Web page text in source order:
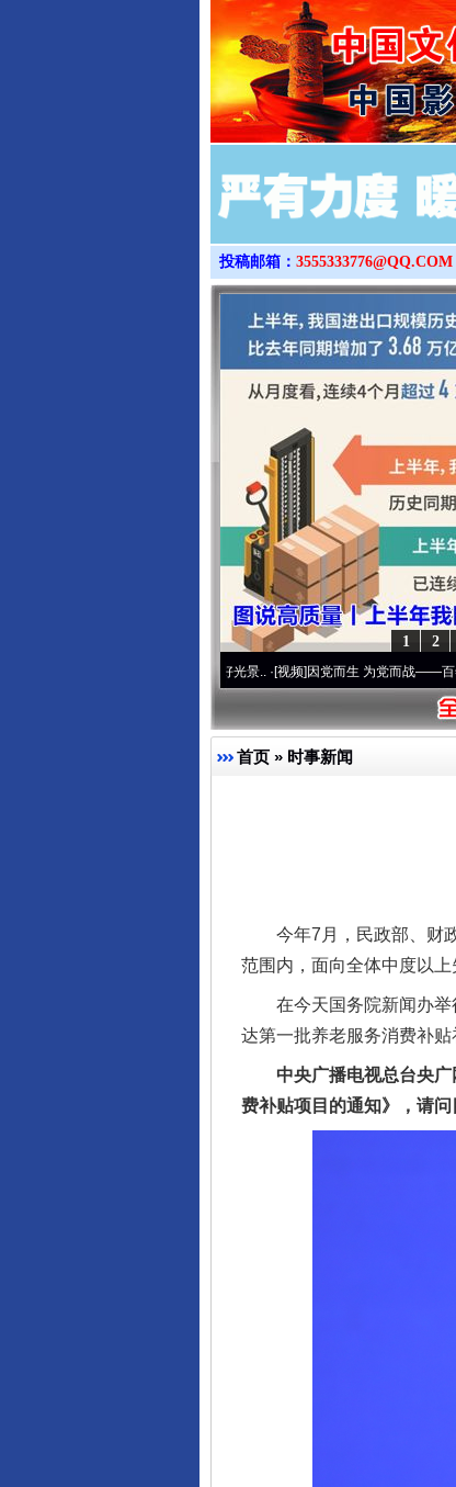
投稿邮箱： 3555333776@QQ.COM
2
1
因党而生 为党而战——百年“纪”事⑧加
首页 » 时事新闻
今年7月，民政部、财政
范围内，面向全体中度以上
在今天国务院新闻办举行
达第一批养老服务消费补
中央广播电视总台央广
费补贴项目的通知》，请
完善运行机制助力责任有